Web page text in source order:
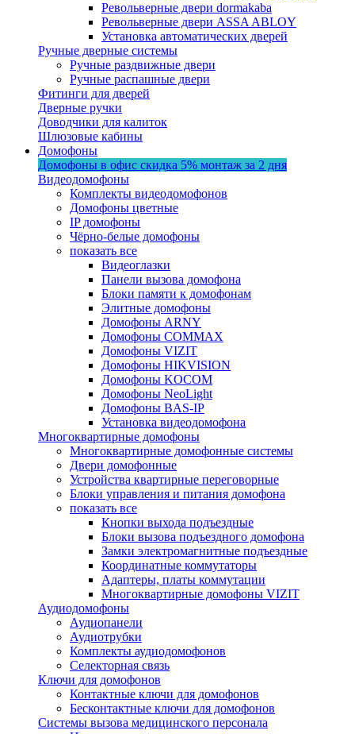
Револьверные двери dormakaba
Револьверные двери ASSA ABLOY
Установка автоматических дверей
Ручные дверные системы
Ручные раздвижные двери
Ручные распашные двери
Фитинги для дверей
Дверные ручки
Доводчики для калиток
Шлюзовые кабины
Домофоны
Домофоны в офис скидка 5% монтаж за 2 дня
Видеодомофоны
Комплекты видеодомофонов
Домофоны цветные
IP домофоны
Чёрно-белые домофоны
показать все
Видеоглазки
Панели вызова домофона
Блоки памяти к домофонам
Элитные домофоны
Домофоны ARNY
Домофоны COMMAX
Домофоны VIZIT
Домофоны HIKVISION
Домофоны KOCOM
Домофоны NeoLight
Домофоны BAS-IP
Установка видеодомофона
Многоквартирные домофоны
Многоквартирные домофонные системы
Двери домофонные
Устройства квартирные переговорные
Блоки управления и питания домофона
показать все
Кнопки выхода подъездные
Блоки вызова подъездного домофона
Замки электромагнитные подъездные
Координатные коммутаторы
Адаптеры, платы коммутации
Многоквартирные домофоны VIZIT
Аудиодомофоны
Аудиопанели
Аудиотрубки
Комплекты аудиодомофонов
Селекторная связь
Ключи для домофонов
Контактные ключи для домофонов
Бесконтактные ключи для домофонов
Системы вызова медицинского персонала